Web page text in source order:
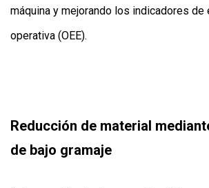
máquina y mejorando los indicadores de
operativa (OEE).
Reducción de material
de bajo gramaje